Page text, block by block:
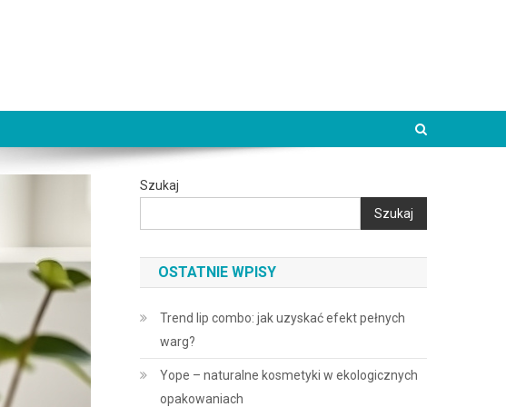
Szukaj
Szukaj
OSTATNIE WPISY
Trend lip combo: jak uzyskać efekt pełnych
warg?
Yope – naturalne kosmetyki w ekologicznych
opakowaniach